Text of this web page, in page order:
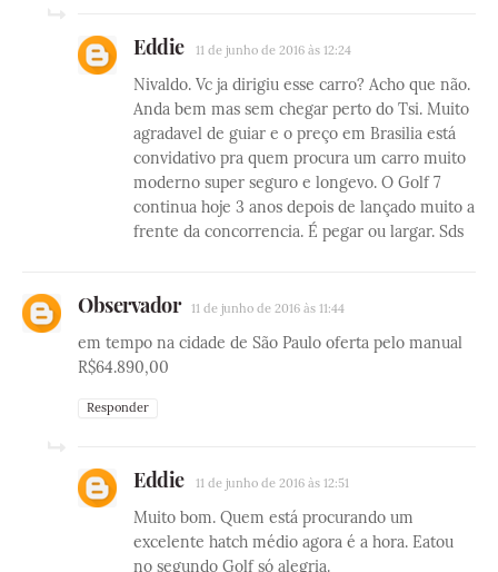
Eddie 11 de junho de 2016 às 12:24
Nivaldo. Vc ja dirigiu esse carro? Acho que não.
Anda bem mas sem chegar perto do Tsi. Muito
agradavel de guiar e o preço em Brasilia está
convidativo pra quem procura um carro muito
moderno super seguro e longevo. O Golf 7
continua hoje 3 anos depois de lançado muito a
frente da concorrencia. É pegar ou largar. Sds
Observador 11 de junho de 2016 às 11:44
em tempo na cidade de São Paulo oferta pelo manual
R$64.890,00
Responder
Eddie 11 de junho de 2016 às 12:51
Muito bom. Quem está procurando um
excelente hatch médio agora é a hora. Eatou
no segundo Golf só alegria.